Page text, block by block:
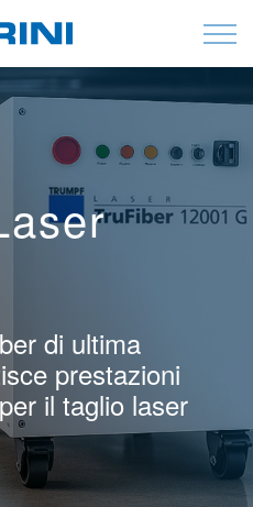
di ultima
prestazioni
il taglio laser